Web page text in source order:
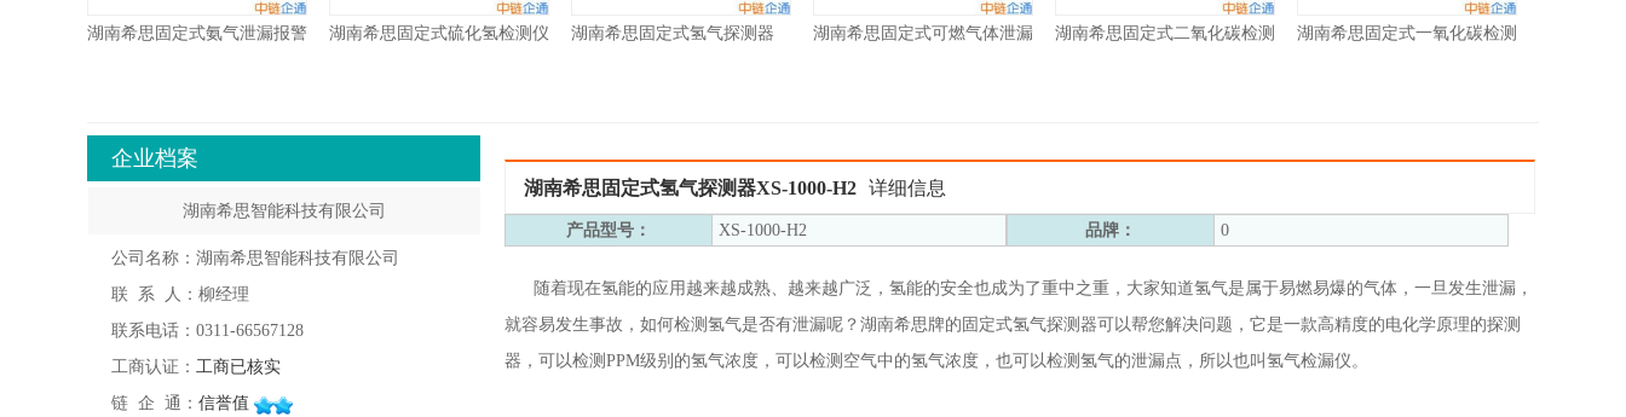
湖南希思固定式氨气泄漏报警
湖南希思固定式硫化氢检测仪
湖南希思固定式氢气探测器
湖南希思固定式可燃气体泄漏
湖南希思固定式二氧化碳检测
湖南希思固定式一氧化碳检测
企业档案
湖南希思智能科技有限公司
公司名称：湖南希思智能科技有限公司
联 系 人：柳经理
联系电话：0311-66567128
工商认证： 工商已核实
链 企 通： 信誉值
湖南希思固定式氢气探测器XS-1000-H2 详细信息
产品型号： XS-1000-H2 品牌： 0
随着现在氢能的应用越来越成熟、越来越广泛，氢能的安全也成为了重中之重，大家知道氢气是属于易燃易爆的气体，一旦发生泄漏，
就容易发生事故，如何检测氢气是否有泄漏呢？湖南希思牌的 固定式氢气探测器可以帮您解决问题，它是一款高精度的电化学原理的探测
器 ，可以检测 PPM级别的氢气浓度，可以检测空气中的氢气浓度，也可以检测氢气的泄漏点，所以也叫氢气检漏仪。